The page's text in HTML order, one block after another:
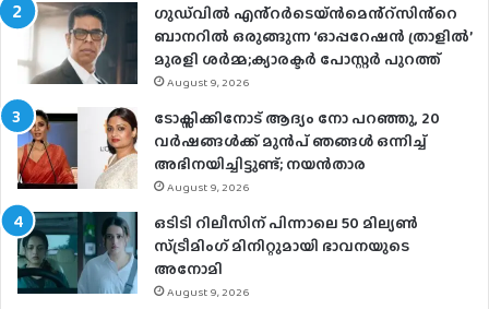
ഗുഡ്‌വിൽ എൻ്റർടെയ്ൻമെൻ്റ്സിൻ്റെ
ബാനറിൽ ഒരുങ്ങുന്ന ‘ഓപ്പറേഷൻ ത്രാളിൽ’
മുരളി ശർമ്മ;ക്യാരക്ടർ പോസ്റ്റർ പുറത്ത്
August 9, 2026
ടോക്സിക്കിനോട് ആദ്യം നോ പറഞ്ഞു, 20
വർഷങ്ങൾക്ക് മുൻപ് ഞങ്ങൾ ഒന്നിച്ച്
അഭിനയിച്ചിട്ടുണ്ട്; നയൻ‌താര
August 9, 2026
ഒടിടി റിലീസിന് പിന്നാലെ 50 മില്യൺ
സ്ട്രീമിം​ഗ് മിനിറ്റുമായി ഭാവനയുടെ
അനോമി
August 9, 2026